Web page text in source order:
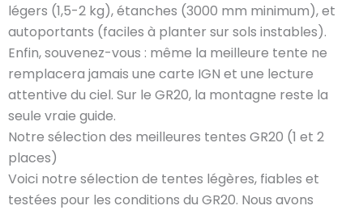
légers (1,5-2 kg), étanches (3000 mm minimum), et
autoportants (faciles à planter sur sols instables).
Enfin, souvenez-vous : même la meilleure tente ne
remplacera jamais une carte IGN et une lecture
attentive du ciel. Sur le GR20, la montagne reste la
seule vraie guide.
Notre sélection des meilleures tentes GR20 (1 et 2
places)
Voici notre sélection de tentes légères, fiables et
testées pour les conditions du GR20. Nous avons